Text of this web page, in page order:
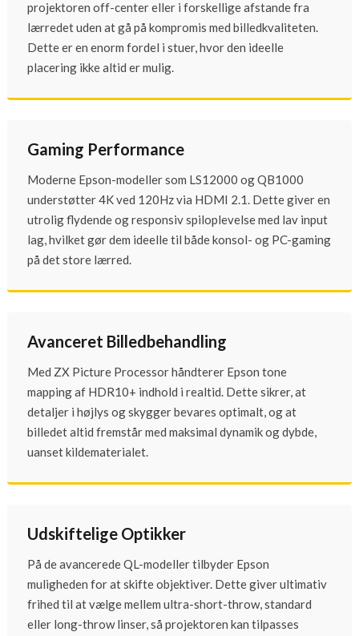
projektoren off-center eller i forskellige afstande fra
lærredet uden at gå på kompromis med billedkvaliteten.
Dette er en enorm fordel i stuer, hvor den ideelle
placering ikke altid er mulig.
Gaming Performance
Moderne Epson-modeller som LS12000 og QB1000
understøtter 4K ved 120Hz via HDMI 2.1. Dette giver en
utrolig flydende og responsiv spiloplevelse med lav input
lag, hvilket gør dem ideelle til både konsol- og PC-gaming
på det store lærred.
Avanceret Billedbehandling
Med ZX Picture Processor håndterer Epson tone
mapping af HDR10+ indhold i realtid. Dette sikrer, at
detaljer i højlys og skygger bevares optimalt, og at
billedet altid fremstår med maksimal dynamik og dybde,
uanset kildematerialet.
Udskiftelige Optikker
På de avancerede QL-modeller tilbyder Epson
muligheden for at skifte objektiver. Dette giver ultimativ
frihed til at vælge mellem ultra-short-throw, standard
eller long-throw linser, så projektoren kan tilpasses